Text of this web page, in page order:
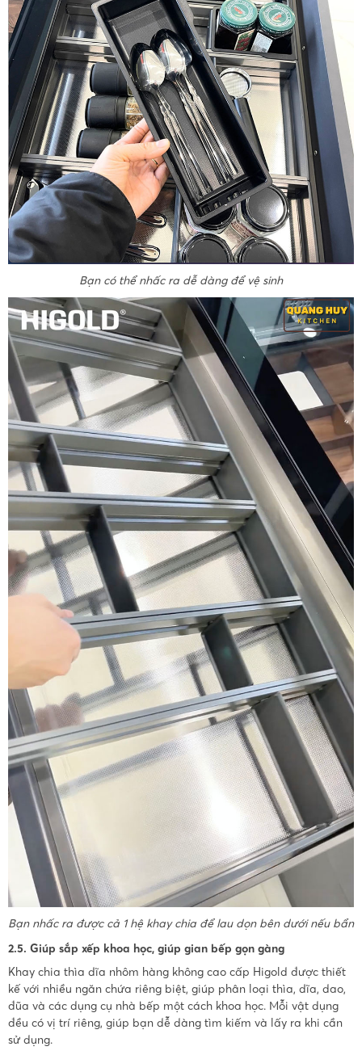
Bạn có thể nhấc ra dễ dàng để vệ sinh
Bạn nhấc ra được cả 1 hệ khay chia để lau dọn bên dưới nếu bẩn
2.5. Giúp sắp xếp khoa học, giúp gian bếp gọn gàng
Khay chia thìa dĩa nhôm hàng không cao cấp Higold được thiết
kế với nhiều ngăn chứa riêng biệt, giúp phân loại thìa, dĩa, dao,
đũa và các dụng cụ nhà bếp một cách khoa học. Mỗi vật dụng
đều có vị trí riêng, giúp bạn dễ dàng tìm kiếm và lấy ra khi cần
sử dụng.